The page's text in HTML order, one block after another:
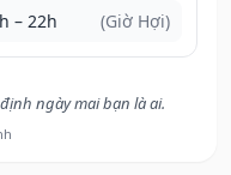
– 22h (Giờ Hợi)
ngày mai bạn là ai.